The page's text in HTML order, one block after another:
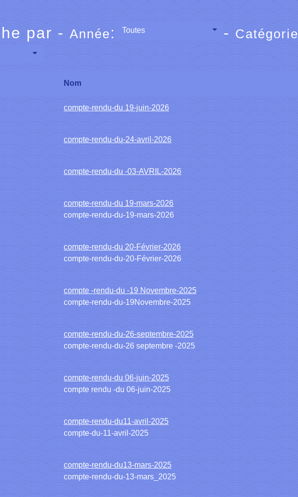
par - Année: Toutes - Catégorie
Nom
compte-rendu-du 19-juin-2026
compte-rendu-du-24-avril-2026
compte-rendu-du -03-AVRIL-2026
compte-rendu-du 19-mars-2026
compte-rendu-du-19-mars-2026
compte-rendu-du 20-Février-2026
compte-rendu-du-20-Février-2026
compte -rendu-du -19 Novembre-2025
compte-rendu-du-19Novembre-2025
compte-rendu-du-26-septembre-2025
compte-rendu-du-26 septembre -2025
compte-rendu-du 06-juin-2025
compte rendu -du 06-juin-2025
compte-rendu-du11-avril-2025
compte-du-11-avril-2025
compte-rendu-du13-mars-2025
compte-rendu-du-13-mars_2025